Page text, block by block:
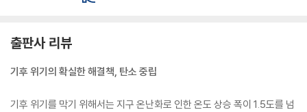
출판사 리뷰
기후 위기의 확실한 해결책, 탄소 중립
기후 위기를 막기 위해서는 지구 온난화로 인한 온도 상승 폭이 1.5도를 넘